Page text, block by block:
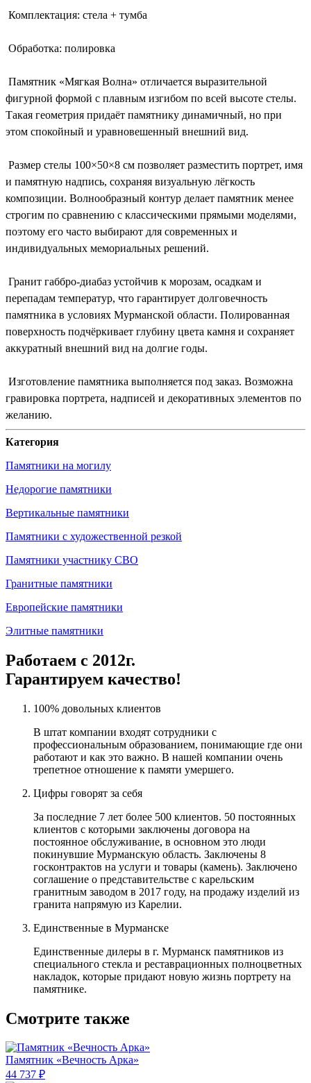
Комплектация: стела + тумба
Обработка: полировка
Памятник «Мягкая Волна» отличается выразительной
фигурной формой с плавным изгибом по всей высоте стелы.
Такая геометрия придаёт памятнику динамичный, но при
этом спокойный и уравновешенный внешний вид.
Размер стелы 100×50×8 см позволяет разместить портрет, имя
и памятную надпись, сохраняя визуальную лёгкость
композиции. Волнообразный контур делает памятник менее
строгим по сравнению с классическими прямыми моделями,
поэтому его часто выбирают для современных и
индивидуальных мемориальных решений.
Гранит габбро-диабаз устойчив к морозам, осадкам и
перепадам температур, что гарантирует долговечность
памятника в условиях Мурманской области. Полированная
поверхность подчёркивает глубину цвета камня и сохраняет
аккуратный внешний вид на долгие годы.
Изготовление памятника выполняется под заказ. Возможна
гравировка портрета, надписей и декоративных элементов по
желанию.
Категория
Памятники на могилу
Недорогие памятники
Вертикальные памятники
Памятники с художественной резкой
Памятники участнику СВО
Гранитные памятники
Европейские памятники
Элитные памятники
Работаем с 2012г.
Гарантируем качество!
100% довольных клиентов
В штат компании входят сотрудники с
профессиональным образованием, понимающие где они
работают и как это важно. В нашей компании очень
трепетное отношение к памяти умершего.
Цифры говорят за себя
За последние 7 лет более 500 клиентов. 50 постоянных
клиентов с которыми заключены договора на
постоянное обслуживание, в основном это люди
покинувшие Мурманскую область. Заключены 8
госконтрактов на услуги и товары (камень). Заключено
соглашение о представительстве с карельским
гранитным заводом в 2017 году, на продажу изделий из
гранита напрямую из Карелии.
Единственные в Мурманске
Единственные дилеры в г. Мурманск памятников из
специального стекла и реставрационных полноцветных
накладок, которые придают новую жизнь портрету на
памятнике.
Смотрите также
Памятник «Вечность Арка»
44 737 ₽